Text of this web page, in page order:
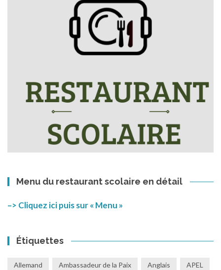
Menu du restaurant scolaire en détail
–> Cliquez ici puis sur « Menu »
Étiquettes
Allemand Ambassadeur de la Paix Anglais APEL